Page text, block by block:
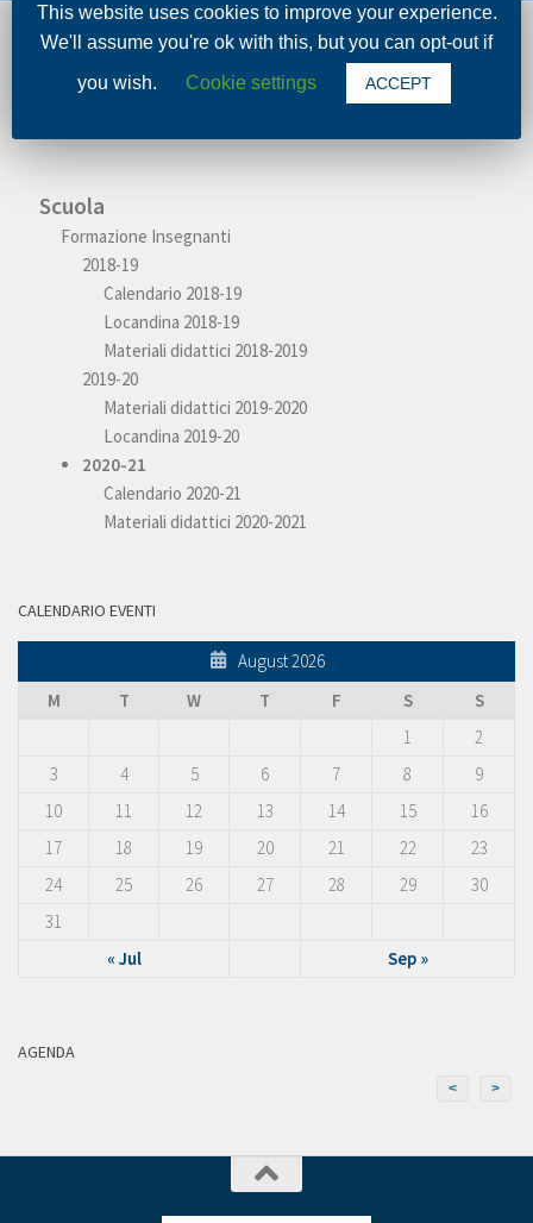
ENGLISH VERSION
Scuola
Formazione Insegnanti
2018-19
Calendario 2018-19
Locandina 2018-19
Materiali didattici 2018-2019
2019-20
Materiali didattici 2019-2020
Locandina 2019-20
2020-21
Calendario 2020-21
Materiali didattici 2020-2021
CALENDARIO EVENTI
August 2026
M
T W T F S
S
1
2
3
4 5 6 7 8
9
10
11 12 13 14 15
16
17
18 19 20 21 22
23
24
25 26 27 28 29
30
31
« Jul
Sep »
AGENDA
< >
This website uses cookies to improve your experience.
We'll assume you're ok with this, but you can opt-out if
you wish.
Cookie settings ACCEPT